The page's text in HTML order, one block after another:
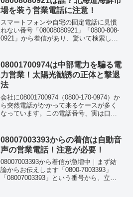
場を装う営業電話に注意！
スマートフォンや自宅の固定電話に見慣
れない番号「08008080921」「0800-808-
0921」から着信があり、驚いて検索した
海鮮市場を名乗る営業電話であり、口
コ...
08001700974は中部電力を騙る電
力営業！太陽光勧誘の正体と撃退
法
会社に08001700974（0800-170-0974）か
ら突然電話がかかって来るケースが多く
なっています。この電話番号、実は口コ
乗る太陽光・電力切替の営業電話で
す。...
08007003393からの着信は自動音
声の営業電話！注意が必要！
08007003393から着信が急増中｜まず結
論からお伝えします「0800-7003393」
「08007003393」という番号から、立て